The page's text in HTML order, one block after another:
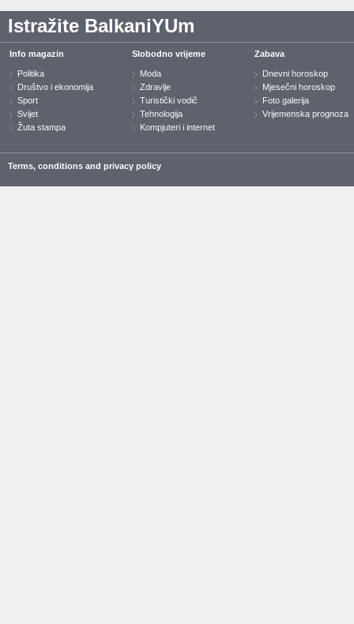
Istražite BalkaniYUm
Info magazin
Politika
Društvo i ekonomija
Sport
Svijet
Žuta stampa
Slobodno vrijeme
Moda
Zdravlje
Turistički vodič
Tehnologija
Kompjuteri i internet
Zabava
Dnevni horoskop
Mjesečni horoskop
Foto galerija
Vrijemenska prognoza
Terms, conditions and privacy policy